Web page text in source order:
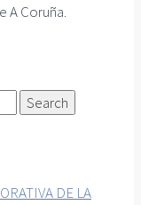
A Coruña.
DE LA